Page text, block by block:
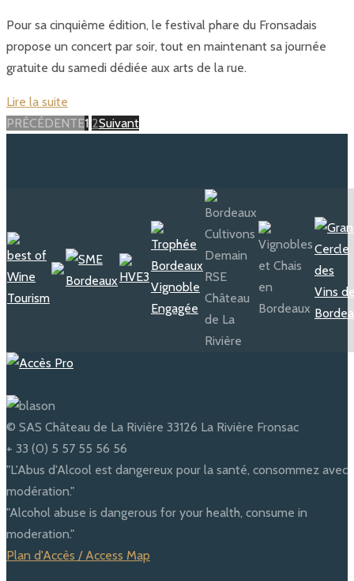
Pour sa cinquième édition, le festival phare du Fronsadais
propose un concert par soir, tout en maintenant sa journée
gratuite du samedi dédiée aux arts de la rue.
Lire la suite
Posts
PRÉCÉDENTEPage
1 Page
2Suivant
© SAS Château de La Rivière 33126 La Rivière Fronsac
+ 33 (0) 5 57 55 56 56
"L'Abus d'Alcool est dangereux pour la santé, consommez avec
modération."
"Alcohol abuse is dangerous for your health, consume in
moderation."
Plan d'Accès / Access Map